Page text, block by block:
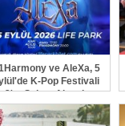
ve AleXa, 5
K-Pop Festivali
3'te Sahne Alacak